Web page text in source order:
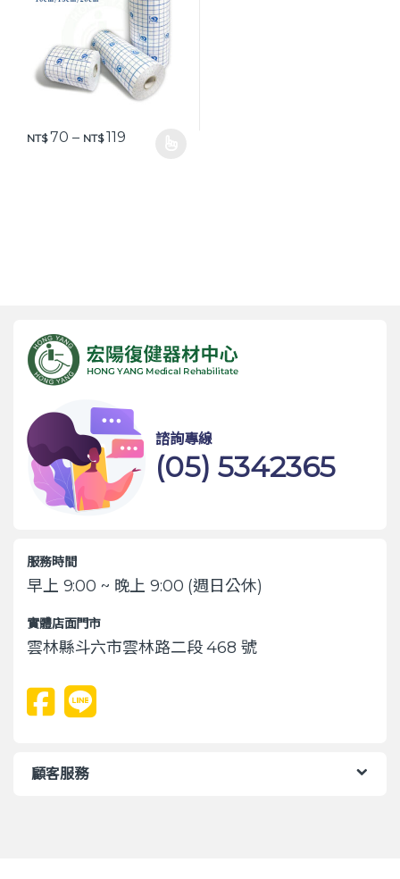
NT$70 – NT$119價格範圍：NT$ 70 到 NT$ 119
諮詢專線
(05) 5342365
服務時間
早上 9:00 ~ 晚上 9:00 (週日公休)
實體店面門市
雲林縣斗六市雲林路二段 468 號
顧客服務